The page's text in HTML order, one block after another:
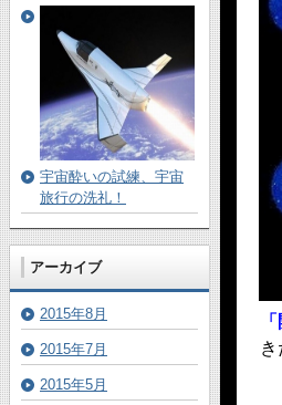
宇宙酔いの試練、宇宙
旅行の洗礼！
アーカイブ
2015年8月
2015年7月
2015年5月